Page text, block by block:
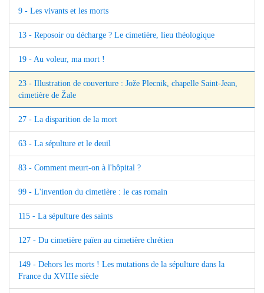
9 - Les vivants et les morts
13 - Reposoir ou décharge ? Le cimetière, lieu théologique
19 - Au voleur, ma mort !
23 - Illustration de couverture : Jože Plecnik, chapelle Saint-Jean,
cimetière de Žale
27 - La disparition de la mort
63 - La sépulture et le deuil
83 - Comment meurt-on à l'hôpital ?
99 - L'invention du cimetière : le cas romain
115 - La sépulture des saints
127 - Du cimetière païen au cimetière chrétien
149 - Dehors les morts ! Les mutations de la sépulture dans la
France du XVIIIe siècle